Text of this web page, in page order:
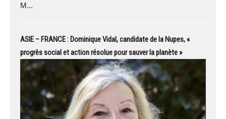
M...
ASIE – FRANCE : Dominique Vidal, candidate de la Nupes, «
progrès social et action résolue pour sauver la planète »